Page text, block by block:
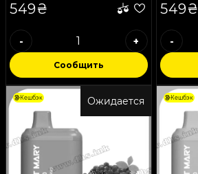
549₴
- +
Сообщить
549₴
-
Ожидается
Кешбэк Кешбэк